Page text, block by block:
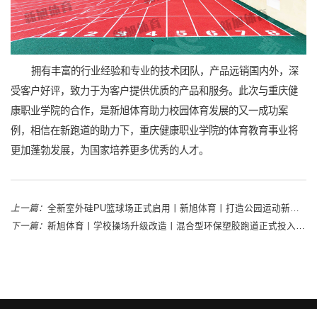
拥有丰富的行业经验和专业的技术团队，产品远销国内外，深
受客户好评，致力于为客户提供优质的产品和服务。此次与重庆健
康职业学院的合作，是新旭体育助力校园体育发展的又一成功案
例，相信在新跑道的助力下，重庆健康职业学院的体育教育事业将
更加蓬勃发展，为国家培养更多优秀的人才。
上一篇：
下一篇：